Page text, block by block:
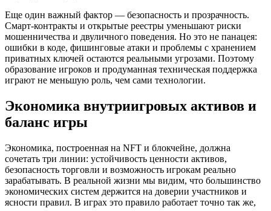
Еще один важный фактор — безопасность и прозрачность.
Смарт‑контракты и открытые реестры уменьшают риски
мошенничества и двуличного поведения. Но это не панацея:
ошибки в коде, фишинговые атаки и проблемы с хранением
приватных ключей остаются реальными угрозами. Поэтому
образование игроков и продуманная техническая поддержка
играют не меньшую роль, чем сами технологии.
Экономика внутриигровых активов и
баланс игры
Экономика, построенная на NFT и блокчейне, должна
сочетать три линии: устойчивость ценности активов,
безопасность торговли и возможность игрокам реально
зарабатывать. В реальной жизни мы видим, что большинство
экономических систем держится на доверии участников и
ясности правил. В играх это правило работает точно так же,